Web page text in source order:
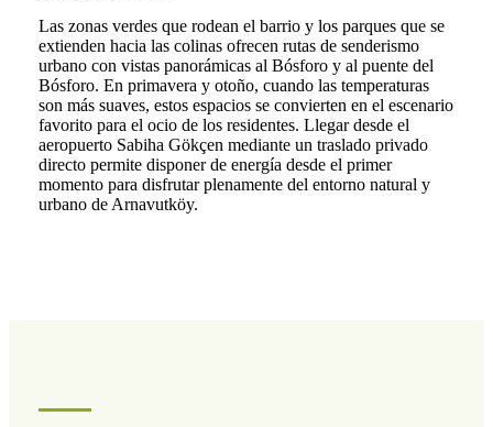
Las zonas verdes que rodean el barrio y los parques que se
extienden hacia las colinas ofrecen rutas de senderismo
urbano con vistas panorámicas al Bósforo y al puente del
Bósforo. En primavera y otoño, cuando las temperaturas
son más suaves, estos espacios se convierten en el escenario
favorito para el ocio de los residentes. Llegar desde el
aeropuerto Sabiha Gökçen mediante un traslado privado
directo permite disponer de energía desde el primer
momento para disfrutar plenamente del entorno natural y
urbano de Arnavutköy.